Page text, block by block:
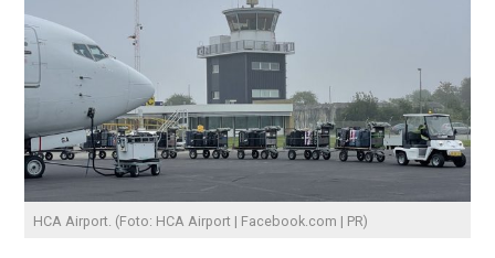
HCA Airport. (Foto: HCA Airport | Facebook.com | PR)